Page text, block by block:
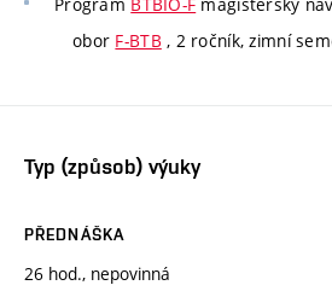
obor F-BTB , 2 ročník, zimní
Typ (způsob) výuky
PŘEDNÁŠKA
26 hod., nepovinná